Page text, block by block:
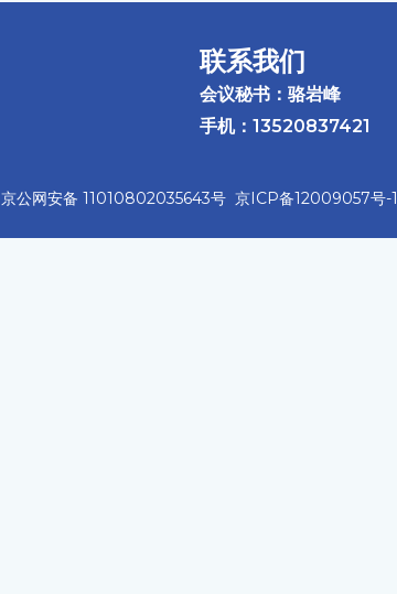
联系我们
会议秘书：骆岩峰
手机：13520837421
京公网安备 11010802035643号 京ICP备12009057号-1